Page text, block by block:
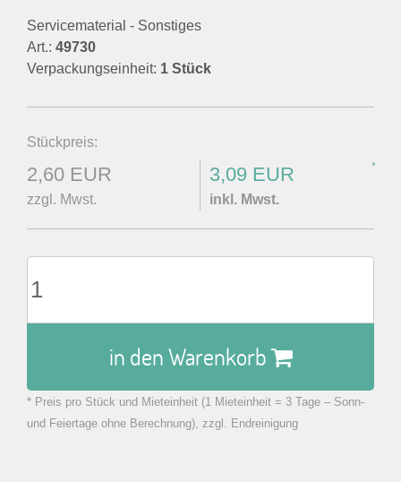
Servicematerial - Sonstiges
Art.: 49730
Verpackungseinheit: 1 Stück
Stückpreis:
2,60 EUR
zzgl. Mwst.
3,09 EUR *
inkl. Mwst.
in den Warenkorb
zu Warenkorb hinzugefügt.
* Preis pro Stück und Mieteinheit (1 Mieteinheit = 3 Tage – Sonn-
und Feiertage ohne Berechnung), zzgl. Endreinigung